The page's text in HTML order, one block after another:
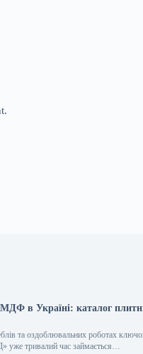
в Україні: каталог
та оздоблювальних роботах
уже тривалий час займається…